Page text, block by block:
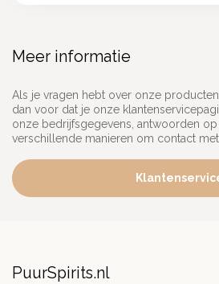
Meer informatie
Als je vragen hebt over onze
dan voor dat je onze
onze bedrijfsgegevens, antwoorden
verschillende manieren om contact
PuurSpirits.nl